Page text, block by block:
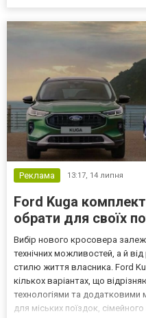
Реклама 13:17, 14 липня
Ford Kuga
обрати для своїх
Вибір нового кросовера
технічних можливостей, а й
стилю життя власника. Ford
кількох варіантах, що
технологіями та
для міських поїздок,